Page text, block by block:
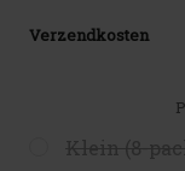
Verzendkosten